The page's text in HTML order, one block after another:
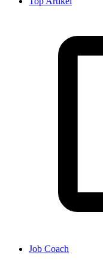
Job Coach